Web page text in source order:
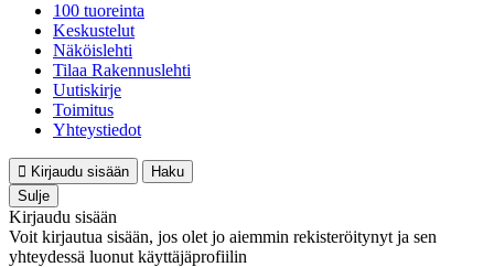
100 tuoreinta
Keskustelut
Näköislehti
Tilaa Rakennuslehti
Uutiskirje
Toimitus
Yhteystiedot
Kirjaudu sisään
Haku
Sulje
Kirjaudu sisään
Voit kirjautua sisään, jos olet jo aiemmin rekisteröitynyt ja sen
yhteydessä luonut käyttäjäprofiilin